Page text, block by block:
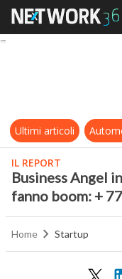
Ultimi articoli
IL REPORT
Business Angel
fanno boom: +
Home Startup